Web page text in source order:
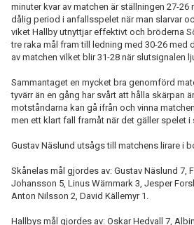
minuter kvar av matchen är ställningen 27-26
dålig period i anfallsspelet när man slarvar
viket Hallby utnyttjar effektivt och bröderna
tre raka mål fram till ledning med 30-26 med
av matchen vilket blir 31-28 när slutsignalen
Sammantaget en mycket bra genomförd
tyvärr än en gång har svårt att hålla skärpan
motståndarna kan gå ifrån och vinna
men ett klart fall framåt när det gäller spelet i
Gustav Näslund utsågs till matchens lirare i
Skånelas mål gjordes av: Gustav Näslund 7,
Johansson 5, Linus Wärnmark 3, Jesper
Anton Nilsson 2, David Källemyr 1.
Hallbys mål gjordes av: Oskar Hedvall 7,